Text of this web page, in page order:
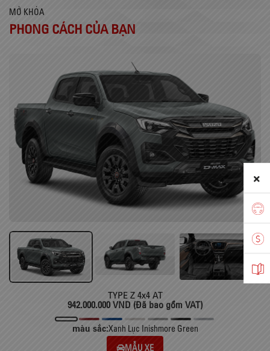
MỞ KHÓA
PHONG CÁCH CỦA BẠN
TYPE Z 4x4 AT
942.000.000 VND (Đã bao gồm VAT)
màu sắc:Xanh Lục Inishmore Green
MẪU XE